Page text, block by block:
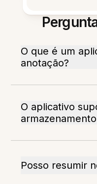
O que é um
anotação?
O aplicativo
Posso resumir